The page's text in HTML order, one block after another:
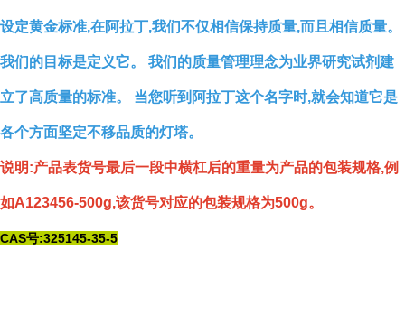
设定黄金标准,在阿拉丁,我们不仅相信保持质量,而且相信质量。
我们的目标是定义它。 我们的质量管理理念为业界研究试剂建
立了高质量的标准。 当您听到阿拉丁这个名字时,就会知道它是
各个方面坚定不移品质的灯塔。
说明:产品表货号最后一段中横杠后的重量为产品的包装规格,例
如A123456-500g,该货号对应的包装规格为500g。
CAS号:325145-35-5